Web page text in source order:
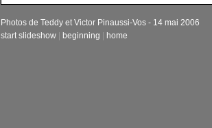
Photos de Teddy et Victor Pinaussi-Vos - 14 mai 2006
start slideshow
beginning home